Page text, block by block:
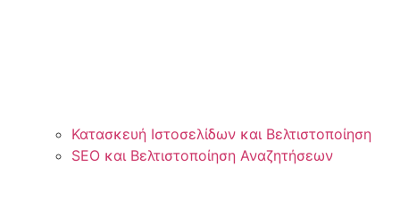
Κατασκευή Ιστοσελίδων και Βελτιστοποίηση
SEO και Βελτιστοποίηση Αναζητήσεων